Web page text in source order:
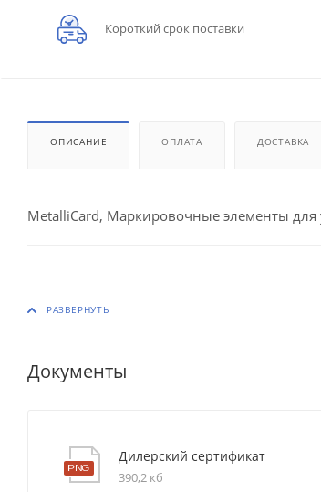
Короткий срок поставки
ОПИСАНИЕ ОПЛАТА ДОСТАВКА
MetalliCard, Маркировочные элементы для
Документы
Дилерский сертификат
390,2 кб